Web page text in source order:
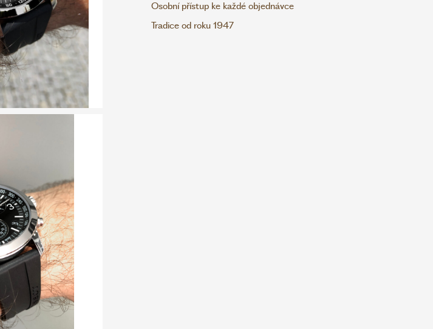
Osobní přístup ke každé objednávce
Tradice od roku 1947